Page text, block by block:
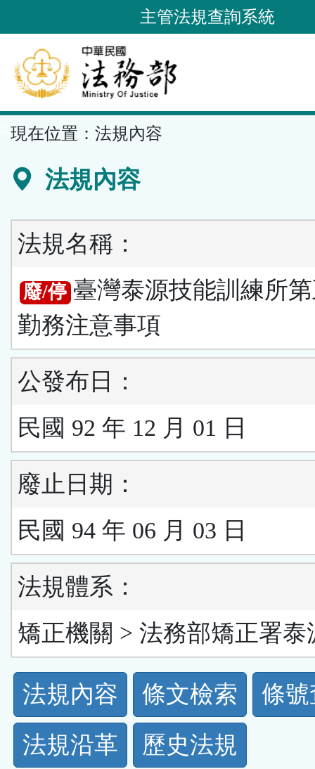
到
要
內
容
區
主管法規查詢系統
現在位置： 法規內容
法規內容
法規名稱：
廢/停 臺灣泰源技能訓練所
勤務注意事項
公發布日：
民國 92 年 12 月 01 日
廢止日期：
民國 94 年 06 月 03 日
法規體系：
矯正機關 > 法務部矯正署泰
法
規
功
法規內容 條文檢索
條
法規沿革
歷史法規